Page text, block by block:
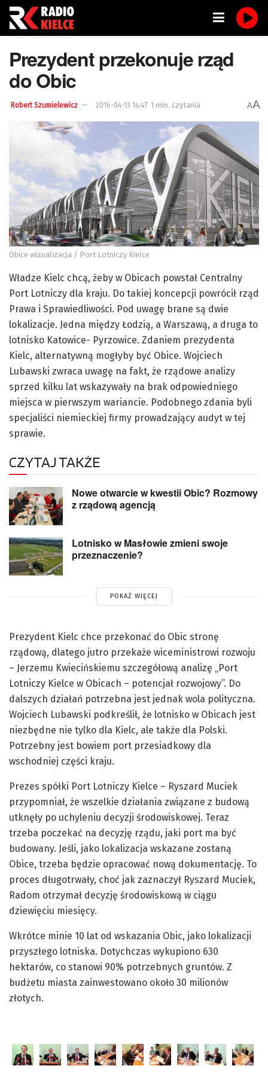
Prezydent przekonuje rząd
do Obic
Robert Szumielewicz 2016-04-13 14:47 1 min. czytania AA
Obice wizualizacja / Port Lotniczy Kielce
Władze Kielc chcą, żeby w Obicach powstał Centralny
Port Lotniczy dla kraju. Do takiej koncepcji powrócił rząd
Prawa i Sprawiedliwości. Pod uwagę brane są dwie
lokalizacje. Jedna między Łodzią, a Warszawą, a druga to
lotnisko Katowice- Pyrzowice. Zdaniem prezydenta
Kielc, alternatywną mogłyby być Obice. Wojciech
Lubawski zwraca uwagę na fakt, że rządowe analizy
sprzed kilku lat wskazywały na brak odpowiedniego
miejsca w pierwszym wariancie. Podobnego zdania byli
specjaliści niemieckiej firmy prowadzający audyt w tej
sprawie.
CZYTAJ TAKŻE
Nowe otwarcie w kwestii Obic? Rozmowy
z rządową agencją
Lotnisko w Masłowie zmieni swoje
przeznaczenie?
POKAŻ WIĘCEJ
Prezydent Kielc chce przekonać do Obic stronę
rządową, dlatego jutro przekaże wiceministrowi rozwoju
– Jerzemu Kwiecińskiemu szczegółową analizę „Port
Lotniczy Kielce w Obicach – potencjał rozwojowy”. Do
dalszych działań potrzebna jest jednak wola polityczna.
Wojciech Lubawski podkreślił, że lotnisko w Obicach jest
niezbędne nie tylko dla Kielc, ale także dla Polski.
Potrzebny jest bowiem port przesiadkowy dla
wschodniej części kraju.
Prezes spółki Port Lotniczy Kielce – Ryszard Muciek
przypomniał, że wszelkie działania związane z budową
utknęły po uchyleniu decyzji środowiskowej. Teraz
trzeba poczekać na decyzję rządu, jaki port ma być
budowany. Jeśli, jako lokalizacja wskazane zostaną
Obice, trzeba będzie opracować nową dokumentację. To
proces długotrwały, choć jak zaznaczył Ryszard Muciek,
Radom otrzymał decyzję środowiskową w ciągu
dziewięciu miesięcy.
Wkrótce minie 10 lat od wskazania Obic, jako lokalizacji
przyszłego lotniska. Dotychczas wykupiono 630
hektarów, co stanowi 90% potrzebnych gruntów. Z
budżetu miasta zainwestowano około 30 milionów
złotych.